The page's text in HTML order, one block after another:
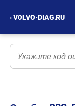
› VOLVO-DIAG.RU